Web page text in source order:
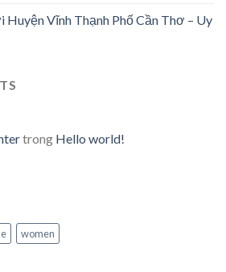
Huyện Vĩnh Thạnh Phố Cần Thơ – Uy
trong Hello world!
women